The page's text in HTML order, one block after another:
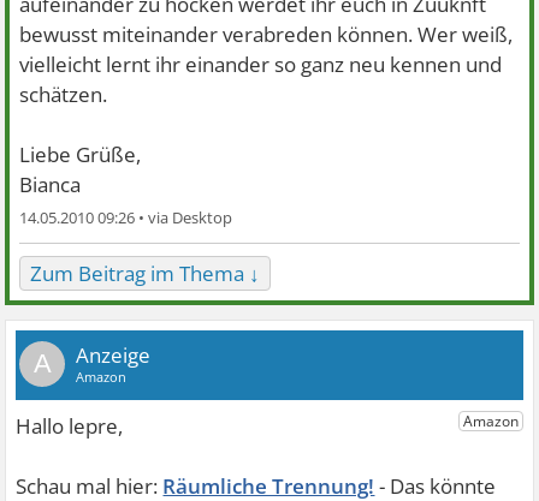
bewusst miteinander verabreden können. Wer weiß,
vielleicht lernt ihr einander so ganz neu kennen und
schätzen.
Liebe Grüße,
Bianca
14.05.2010 09:26 •
Zum Beitrag im Thema ↓
A
Räumliche Trennung!